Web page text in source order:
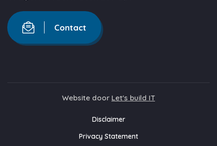
Contact
Website door Let's build IT
Disclaimer
Privacy Statement